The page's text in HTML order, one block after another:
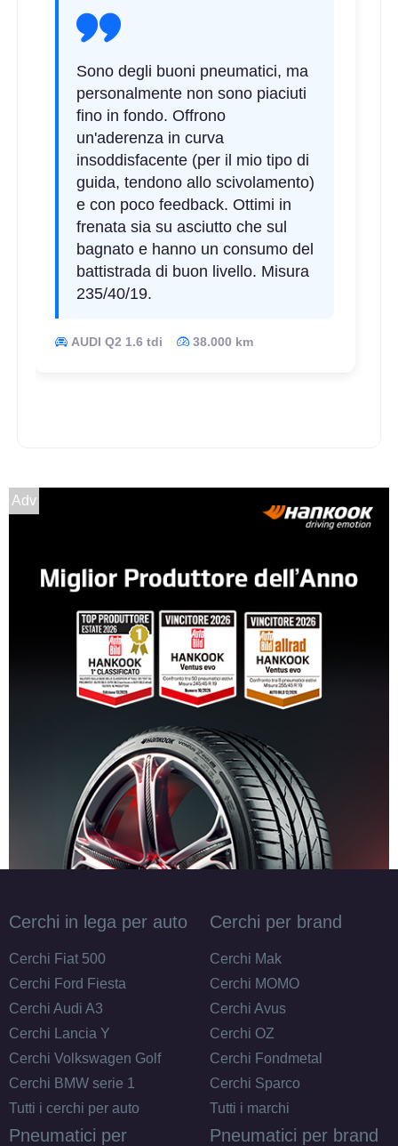
72db
B B
C A 72db
D A
Sono degli buoni pneumatici, ma
personalmente non sono piaciuti
fino in fondo. Offrono
un'aderenza in curva
insoddisfacente (per il mio tipo di
guida, tendono allo scivolamento)
e con poco feedback. Ottimi in
frenata sia su asciutto che sul
bagnato e hanno un consumo del
battistrada di buon livello. Misura
235/40/19.
AUDI Q2 1.6 tdi 38.000 km
Adv
Cerchi in lega per auto
Cerchi Fiat 500
Cerchi Ford Fiesta
Cerchi Audi A3
Cerchi Lancia Y
Cerchi Volkswagen Golf
Cerchi BMW serie 1
Tutti i cerchi per auto
Cerchi per brand
Cerchi Mak
Cerchi MOMO
Cerchi Avus
Cerchi OZ
Cerchi Fondmetal
Cerchi Sparco
Tutti i marchi
Pneumatici per
Pneumatici per brand